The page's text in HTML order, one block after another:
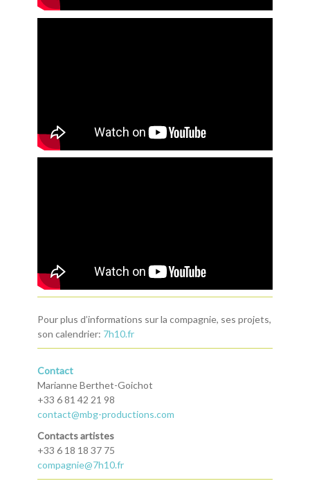
Pour plus d’informations sur la compagnie, ses projets,
son calendrier: 7h10.fr
Contact
Marianne Berthet-Goichot
+33 6 81 42 21 98
contact@mbg-productions.com
Contacts artistes
+33 6 18 18 37 75
compagnie@7h10.fr